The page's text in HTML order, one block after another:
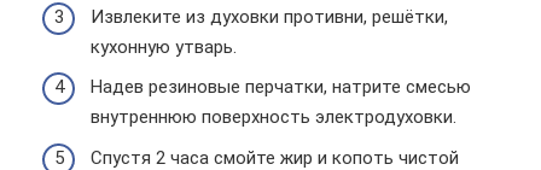
Извлеките из духовки противни, решётки,
кухонную утварь.
Надев резиновые перчатки, натрите смесью
внутреннюю поверхность электродуховки.
Спустя 2 часа смойте жир и копоть чистой